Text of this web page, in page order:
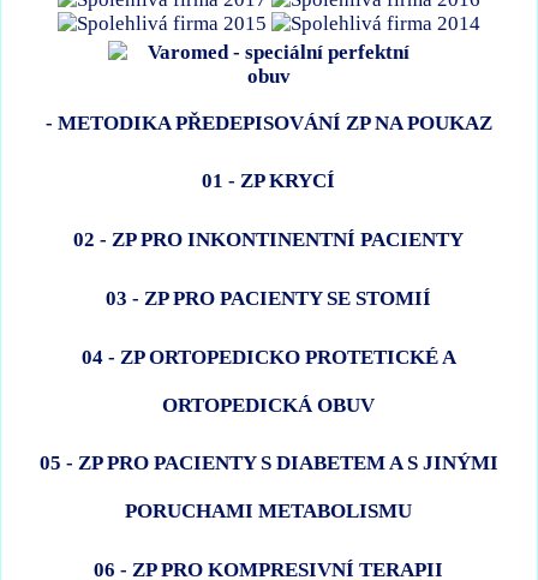
- METODIKA PŘEDEPISOVÁNÍ ZP NA POUKAZ
01 - ZP KRYCÍ
02 - ZP PRO INKONTINENTNÍ PACIENTY
03 - ZP PRO PACIENTY SE STOMIÍ
04 - ZP ORTOPEDICKO PROTETICKÉ A
ORTOPEDICKÁ OBUV
05 - ZP PRO PACIENTY S DIABETEM A S JINÝMI
PORUCHAMI METABOLISMU
06 - ZP PRO KOMPRESIVNÍ TERAPII